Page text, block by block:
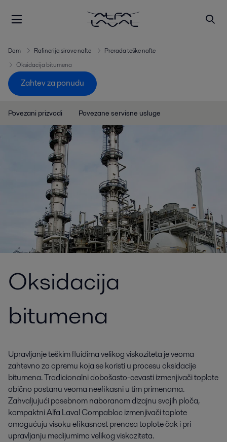
Dom Rafinerija sirove nafte
Prerada teške nafte
Oksidacija bitumena
Zahtev za ponudu
Povezani prizvodi Povezane servisne usluge
Oksidacija
bitumena
Upravljanje teškim fluidima velikog viskoziteta je veoma
zahtevno za opremu koja se koristi u procesu oksidacije
bitumena. Tradicionalni dobošasto-cevasti izmenjivači toplote
obično postanu veoma neefikasni u tim primenama.
Zahvaljujući posebnom naboranom dizajnu svojih ploča,
kompaktni Alfa Laval Compabloc izmenjivači toplote
omogućuju visoku efikasnost prenosa toplote čak i pri
upravljanju medijumima velikog viskoziteta.